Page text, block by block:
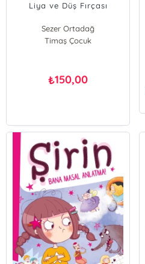
Liya ve Düş Fırçası
Sezer Ortadağ
Timaş Çocuk
₺150,00